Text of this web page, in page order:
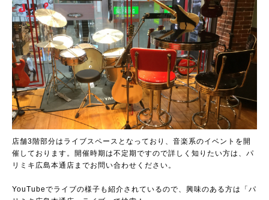
店舗3階部分はライブスペースとなっており、音楽系のイベントを開
催しております。開催時期は不定期ですので詳しく知りたい方は、パ
リミキ広島本通店までお問い合わせください。
YouTubeでライブの様子も紹介されているので、興味のある方は「パ